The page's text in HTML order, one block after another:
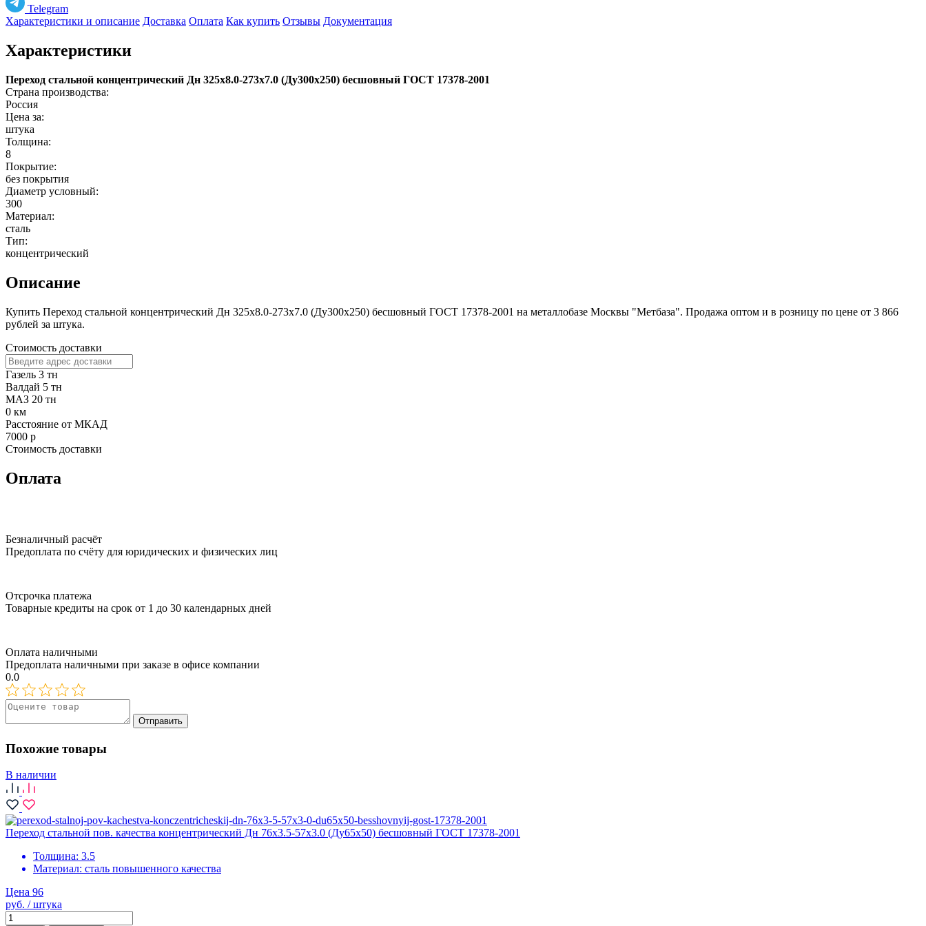
Telegram
Характеристики и описание Доставка Оплата Как купить Отзывы Документация
Характеристики
Переход стальной концентрический Дн 325х8.0-273х7.0 (Ду300х250) бесшовный ГОСТ 17378-2001
Страна производства:
Россия
Цена за:
штука
Толщина:
8
Покрытие:
без покрытия
Диаметр условный:
300
Материал:
сталь
Тип:
концентрический
Описание
Купить Переход стальной концентрический Дн 325х8.0-273х7.0 (Ду300х250) бесшовный ГОСТ 17378-2001 на металлобазе Москвы "Метбаза". Продажа оптом и в розницу по цене от 3 866
рублей за штука.
Стоимость доставки
Газель 3 тн
Валдай 5 тн
МАЗ 20 тн
0 км
Расстояние от МКАД
7000 р
Стоимость доставки
Оплата
Безналичный расчёт
Предоплата по счёту для юридических и физических лиц
Отсрочка платежа
Товарные кредиты на срок от 1 до 30 календарных дней
Оплата наличными
Предоплата наличными при заказе в офисе компании
0.0
Отправить
Похожие товары
В наличии
Переход стальной пов. качества концентрический Дн 76х3.5-57х3.0 (Ду65х50) бесшовный ГОСТ 17378-2001
Толщина: 3.5
Материал: сталь повышенного качества
Цена 96
руб. / штука